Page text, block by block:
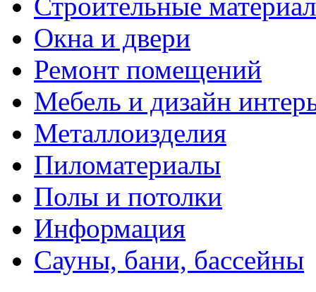
Окна и двери
Ремонт помещений
Мебель и дизайн
Металлоизделия
Пиломатериалы
Полы и потолки
Информация
Сауны, бани, бассейны